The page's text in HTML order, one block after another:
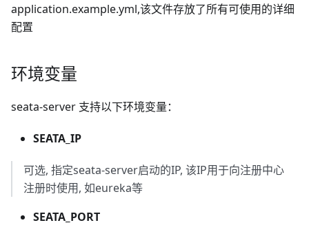
application.example.yml,该文件存放了所有可使用的详细
配置
环境变量
seata-server 支持以下环境变量：
SEATA_IP
可选, 指定seata-server启动的IP, 该IP用于向注册中心
注册时使用, 如eureka等
SEATA_PORT